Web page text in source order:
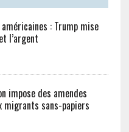
: Trump mise
l’argent
impose des amendes
migrants sans-papiers